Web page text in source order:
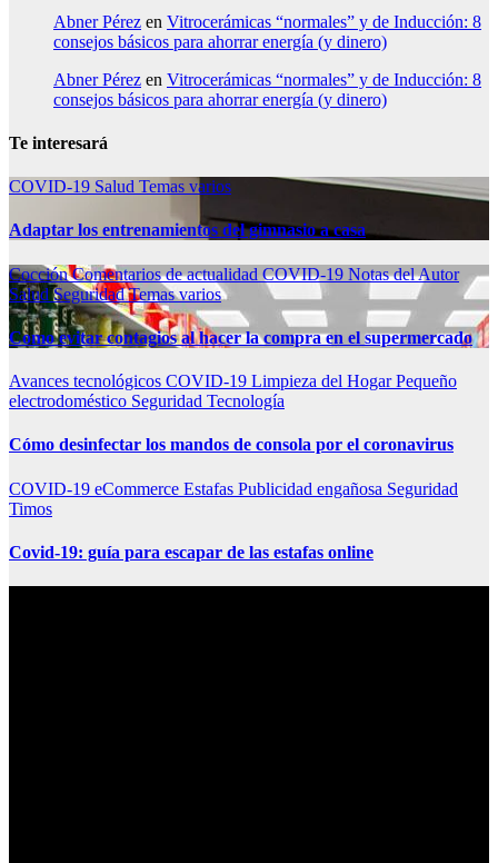
Abner Pérez en Vitrocerámicas “normales” y de Inducción: 8
consejos básicos para ahorrar energía (y dinero)
Abner Pérez en Vitrocerámicas “normales” y de Inducción: 8
consejos básicos para ahorrar energía (y dinero)
Te interesará
COVID-19 Salud Temas varios
Adaptar los entrenamientos del gimnasio a casa
CocciónComentarios de actualidad COVID-19 Notas del Autor
SaludSeguridadTemas varios
Como evitar contagios al hacer la compra en el supermercado
Avances tecnológicos COVID-19 Limpieza del HogarPequeño
electrodoméstico Seguridad Tecnología
Cómo desinfectar los mandos de consola por el coronavirus
COVID-19 eCommerce Estafas Publicidad engañosa Seguridad
Timos
Covid-19: guía para escapar de las estafas online